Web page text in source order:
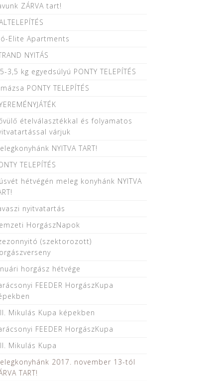
ZÁRVA tart!
Elite Apartments
NYITÁS
3,5 kg egyedsúlyú PONTY TELEPÍTÉS
PONTY TELEPÍTÉS
ételválasztékkal és folyamatos
várjuk
NYITVA TART!
TELEPÍTÉS
hétvégén meleg konyhánk NYITVA
nyitvatartás
HorgászNapok
(szektorozott)
horgász hétvége
FEEDER HorgászKupa
Mikulás Kupa képekben
FEEDER HorgászKupa
Mikulás Kupa
2017. november 13-tól
TART!